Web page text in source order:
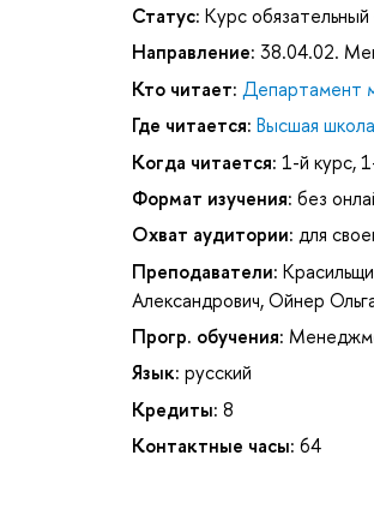
Статус: Курс
Направление: 38.04.02.
Кто читает: Департамент
Где читается: Высшая
Когда читается: 1-й курс,
Формат изучения: без
Охват аудитории: для
Преподаватели:
Александрович,Ойнер
Прогр. обучения:
Язык: русский
Кредиты: 8
Контактные часы: 64